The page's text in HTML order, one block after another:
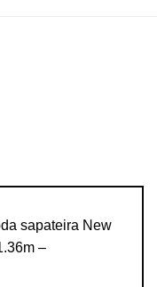
sapateira New
–